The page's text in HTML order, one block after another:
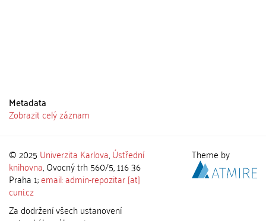
Metadata
Zobrazit celý záznam
© 2025 Univerzita Karlova,Ústřední
knihovna, Ovocný trh 560/5, 116 36
Praha 1;email: admin-repozitar [at]
cuni.cz
Za dodržení všech ustanovení
Theme by